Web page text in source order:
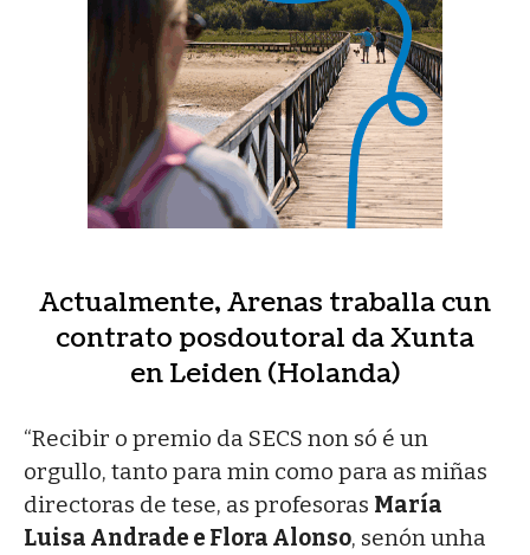
Actualmente, Arenas traballa cun
contrato posdoutoral da Xunta
en Leiden (Holanda)
“Recibir o premio da SECS non só é un
orgullo, tanto para min como para as miñas
directoras de tese, as profesoras María
Luisa Andrade e Flora Alonso, senón unha